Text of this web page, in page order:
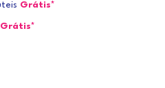
Grátis*
Grátis*